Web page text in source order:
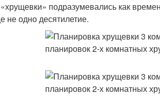
подразумевались как
не одно десятилетие.